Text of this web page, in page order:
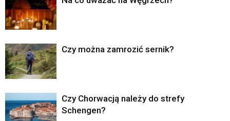
Czy można zamrozić sernik?
Czy Chorwacją należy do strefy
Schengen?